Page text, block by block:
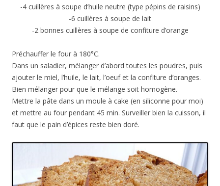
-4 cuillères à soupe d’huile neutre (type pépins de raisins)
-6 cuillères à soupe de lait
-2 bonnes cuillères à soupe de confiture d’orange
Préchauffer le four à 180°C.
Dans un saladier, mélanger d’abord toutes les poudres, puis
ajouter le miel, l’huile, le lait, l’oeuf et la confiture d’oranges.
Bien mélanger pour que le mélange soit homogène.
Mettre la pâte dans un moule à cake (en siliconne pour moi)
et mettre au four pendant 45 min. Surveiller bien la cuisson, il
faut que le pain d’épices reste bien doré.